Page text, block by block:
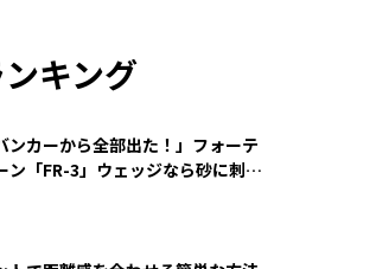
キング
ンカーから全部出た！」フォーテ
ン「FR-3」ウェッジなら砂に刺さ